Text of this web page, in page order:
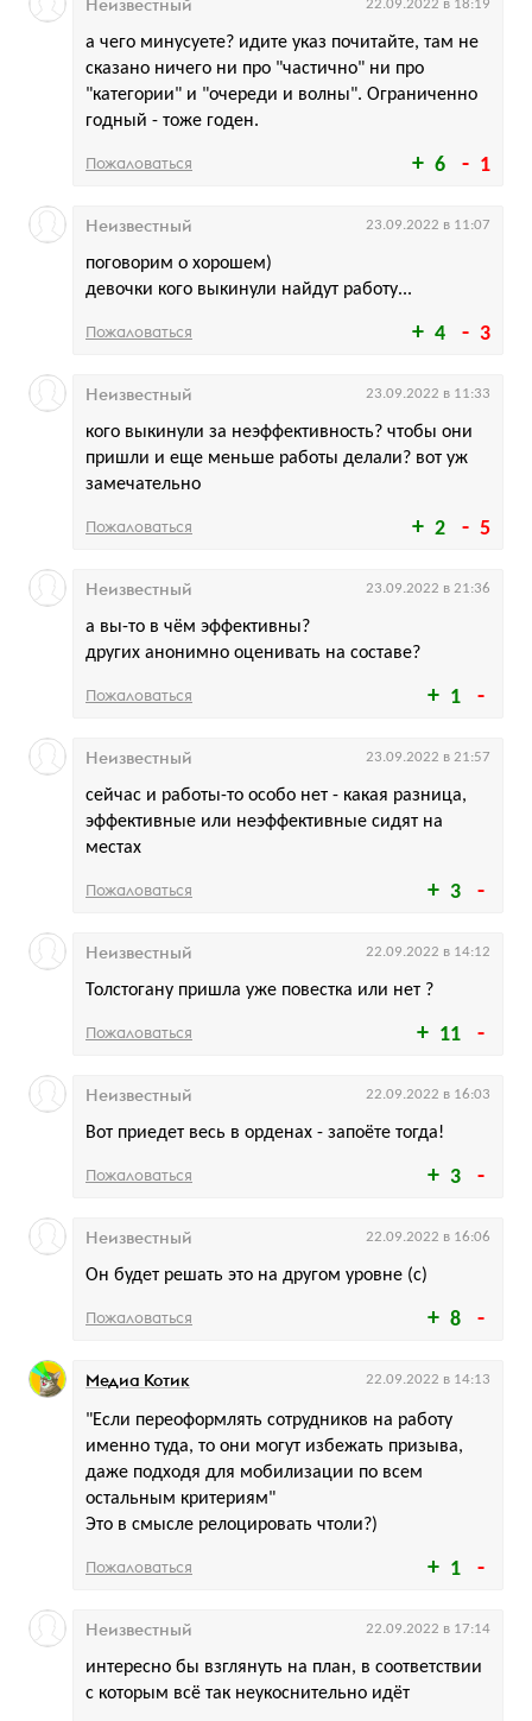
6 1
а чего минусуете? идите указ почитайте, там не
сказано ничего ни про "частично" ни про
"категории" и "очереди и волны". Ограниченно
годный - тоже годен.
Неизвестный 22.09.2022 в 18:19
Пожаловаться
4 3
поговорим о хорошем)
девочки кого выкинули найдут работу...
Неизвестный 23.09.2022 в 11:07
Пожаловаться
2 5
кого выкинули за неэффективность? чтобы они
пришли и еще меньше работы делали? вот уж
замечательно
Неизвестный 23.09.2022 в 11:33
Пожаловаться
1
а вы-то в чём эффективны?
других анонимно оценивать на составе?
Неизвестный 23.09.2022 в 21:36
Пожаловаться
3
сейчас и работы-то особо нет - какая разница,
эффективные или неэффективные сидят на
местах
Неизвестный 23.09.2022 в 21:57
Пожаловаться
11
Толстогану пришла уже повестка или нет ?
Неизвестный 22.09.2022 в 14:12
Пожаловаться
3
Вот приедет весь в орденах - запоёте тогда!
Неизвестный 22.09.2022 в 16:03
Пожаловаться
8
Он будет решать это на другом уровне (с)
Неизвестный 22.09.2022 в 16:06
Пожаловаться
1
"Если переоформлять сотрудников на работу
именно туда, то они могут избежать призыва,
даже подходя для мобилизации по всем
остальным критериям"
Это в смысле релоцировать чтоли?)
Медиа Котик 22.09.2022 в 14:13
Пожаловаться
интересно бы взглянуть на план, в соответствии
с которым всё так неукоснительно идёт
Неизвестный 22.09.2022 в 17:14